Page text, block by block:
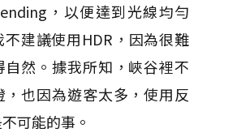
，以便達到光線均勻
不建議使用HDR，因為很難
自然。據我所知，峽谷裡不
，也因為遊客太多，使用反
可能的事。